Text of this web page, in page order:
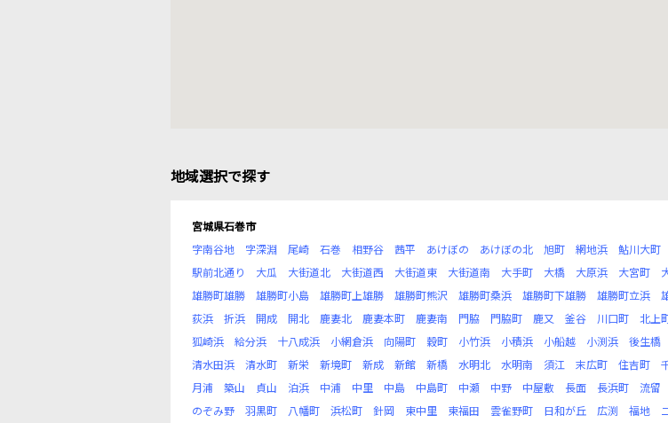
地域選択で探す
宮城県石巻市
字南谷地
字深淵 尾崎 石巻 相野谷 茜平 あけぼの あけぼの北 旭町 網地浜 鮎川大町
駅前北通り
大瓜 大街道北 大街道西 大街道東 大街道南 大手町 大橋 大原浜 大宮町
雄勝町雄勝
雄勝町小島 雄勝町上雄勝 雄勝町熊沢 雄勝町桑浜 雄勝町下雄勝 雄勝町立浜
荻浜
折浜 開成 開北 鹿妻北 鹿妻本町 鹿妻南 門脇 門脇町 鹿又 釜谷 川口町 北上
狐崎浜
給分浜 十八成浜 小網倉浜 向陽町 穀町 小竹浜 小積浜 小船越 小渕浜 後生橋
清水田浜
清水町 新栄 新境町 新成 新館 新橋 水明北 水明南 須江 末広町 住吉町
月浦
築山 貞山 泊浜 中浦 中里 中島 中島町 中瀬 中野 中屋敷 長面 長浜町 流留
のぞみ野
羽黒町 八幡町 浜松町 針岡 東中里 東福田 雲雀野町 日和が丘 広渕 福地